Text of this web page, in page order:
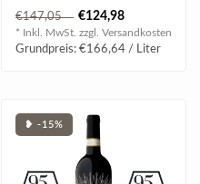
reichhaltig und von
großer Struktur..
€147,05 €124,98
* Inkl. MwSt. zzgl. Versandkosten
Grundpreis: €166,64 / Liter
❥ -15%